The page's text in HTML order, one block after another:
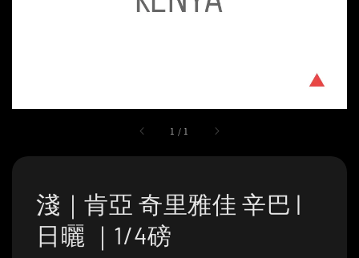
1 / 1
淺｜肯亞 奇里雅佳 辛巴 |
日曬 ｜1/4磅